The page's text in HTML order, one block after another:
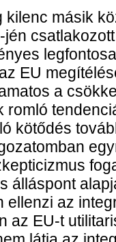
kilenc másik
jén
EU
a
romló
kötődés
álláspont
ellenzi az
az EU-t